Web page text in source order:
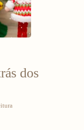
dos